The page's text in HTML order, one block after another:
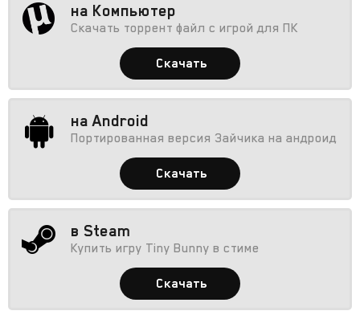
на Компьютер
Скачать торрент файл с игрой для ПК
Скачать
на Android
Портированная версия Зайчика на андроид
Скачать
в Steam
Купить игру Tiny Bunny в стиме
Скачать